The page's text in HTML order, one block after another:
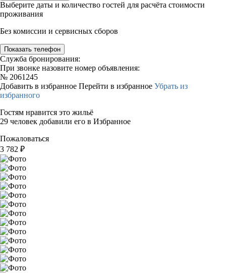
Выберите даты и количество гостей для расчёта стоимости
проживания
Без комиссии и сервисных сборов
Показать телефон
Служба бронирования:
При звонке назовите номер объявления:
№ 2061245
Добавить в избранное Перейти в избранное Убрать из
избранного
Гостям нравится это жильё
29 человек добавили его в Избранное
Пожаловаться
3 782 ₽